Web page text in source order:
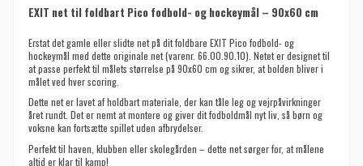
EXIT net til foldbart Pico fodbold- og hockeymål – 90x60 cm
Erstat det gamle eller slidte net på dit foldbare EXIT Pico fodbold- og
hockeymål med dette originale net (varenr. 66.00.90.10). Netet er designet til
at passe perfekt til målets størrelse på 90x60 cm og sikrer, at bolden bliver i
målet ved hver scoring.
Dette net er lavet af holdbart materiale, der kan tåle leg og vejrpåvirkninger
året rundt. Det er nemt at montere og giver dit fodboldmål nyt liv, så børn og
voksne kan fortsætte spillet uden afbrydelser.
Perfekt til haven, klubben eller skolegården – dette net sørger for, at målene
altid er klar til kamp!